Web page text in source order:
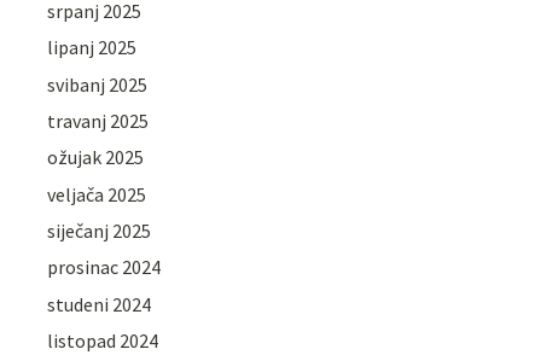
srpanj 2025
lipanj 2025
svibanj 2025
travanj 2025
ožujak 2025
veljača 2025
siječanj 2025
prosinac 2024
studeni 2024
listopad 2024